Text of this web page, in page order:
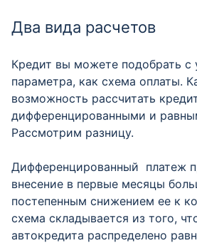
Два вида расчетов
Кредит вы можете подобрать с
параметра, как схема оплаты.
возможность рассчитать
дифференцированными и
Рассмотрим разницу.
Дифференцированный платеж
внесение в первые месяцы
постепенным снижением ее к
схема складывается из того,
автокредита распределено